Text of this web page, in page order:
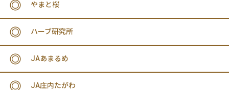
やまと桜
ハーブ研究所
JAあまるめ
JA庄内たがわ